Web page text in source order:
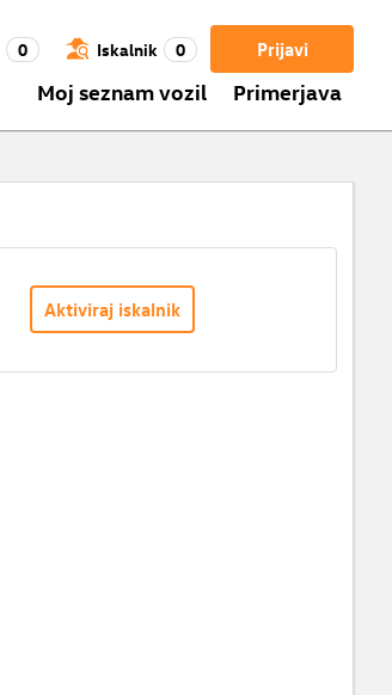
Prijavi
0 Iskalnik 0
Moj seznam vozil Primerjava
Aktiviraj iskalnik